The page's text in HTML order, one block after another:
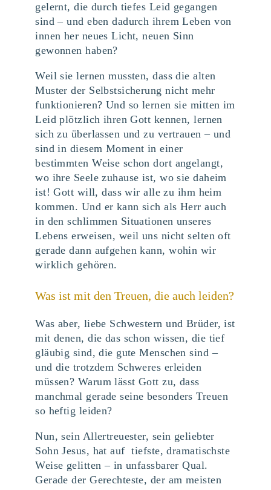
gelernt, die durch tiefes Leid gegangen
sind – und eben dadurch ihrem Leben von
innen her neues Licht, neuen Sinn
gewonnen haben?
Weil sie lernen mussten, dass die alten
Muster der Selbstsicherung nicht mehr
funktionieren? Und so lernen sie mitten im
Leid plötzlich ihren Gott kennen, lernen
sich zu überlassen und zu vertrauen – und
sind in diesem Moment in einer
bestimmten Weise schon dort angelangt,
wo ihre Seele zuhause ist, wo sie daheim
ist! Gott will, dass wir alle zu ihm heim
kommen. Und er kann sich als Herr auch
in den schlimmen Situationen unseres
Lebens erweisen, weil uns nicht selten oft
gerade dann aufgehen kann, wohin wir
wirklich gehören.
Was ist mit den Treuen, die auch leiden?
Was aber, liebe Schwestern und Brüder, ist
mit denen, die das schon wissen, die tief
gläubig sind, die gute Menschen sind –
und die trotzdem Schweres erleiden
müssen? Warum lässt Gott zu, dass
manchmal gerade seine besonders Treuen
so heftig leiden?
Nun, sein Allertreuester, sein geliebter
Sohn Jesus, hat auf tiefste, dramatischste
Weise gelitten – in unfassbarer Qual.
Gerade der Gerechteste, der am meisten